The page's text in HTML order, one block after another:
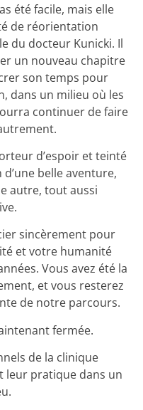
été facile, mais elle
de réorientation
du docteur Kunicki. Il
un nouveau chapitre
son temps pour
dans un milieu où les
continuer de faire
d’espoir et teinté
belle aventure,
autre, tout aussi
sincèrement pour
et votre humanité
Vous avez été la
et vous resterez
de notre parcours.
fermée.
de la clinique
leur pratique dans un